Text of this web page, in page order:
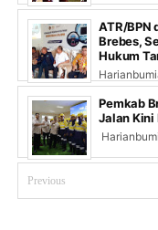
ATR/BPN
Brebes,
Hukum
Pemkab
Jalan Kini
Previous